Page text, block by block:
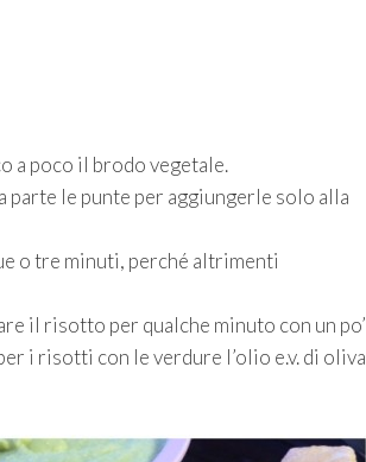
a poco il brodo vegetale.
parte le punte per aggiungerle solo alla
o tre minuti, perché altrimenti
il risotto per qualche minuto con un po’
i risotti con le verdure l’olio e.v. di oliva